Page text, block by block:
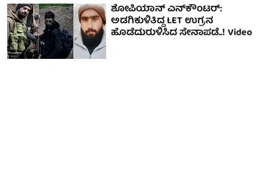
ಶೋಪಿಯಾನ್‌ ಎನ್‌ಕೌಂಟರ್‌:
ಅಡಗಿಕುಳಿತಿದ್ದ LET ಉಗ್ರನ
ಹೊಡೆದುರುಳಿಸಿದ ಸೇನಾಪಡೆ..! Video